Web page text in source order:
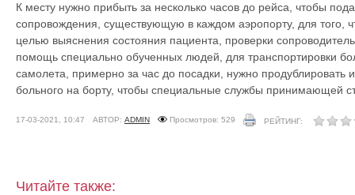
К месту нужно прибыть за несколько часов до рейса, чтобы
сопровождения, существующую в каждом аэропорту, для того,
целью выяснения состояния пациента, проверки
помощь специально обученных людей, для транспортировки
самолета, примерно за час до посадки, нужно
больного на борту, чтобы специальные службы принимающей
17-03-2021, 10:47 АВТОР: ADMIN Просмотров: 529 РЕЙТИНГ:
Читайте также: